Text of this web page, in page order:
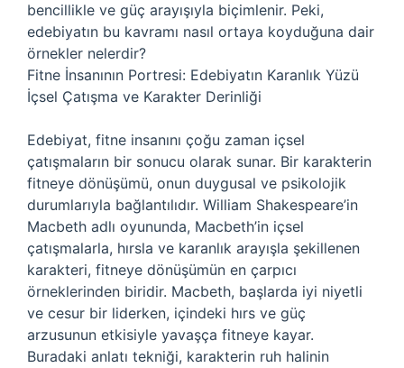
bencillikle ve güç arayışıyla biçimlenir. Peki,
edebiyatın bu kavramı nasıl ortaya koyduğuna dair
örnekler nelerdir?
Fitne İnsanının Portresi: Edebiyatın Karanlık Yüzü
İçsel Çatışma ve Karakter Derinliği
Edebiyat, fitne insanını çoğu zaman içsel
çatışmaların bir sonucu olarak sunar. Bir karakterin
fitneye dönüşümü, onun duygusal ve psikolojik
durumlarıyla bağlantılıdır. William Shakespeare’in
Macbeth adlı oyununda, Macbeth’in içsel
çatışmalarla, hırsla ve karanlık arayışla şekillenen
karakteri, fitneye dönüşümün en çarpıcı
örneklerinden biridir. Macbeth, başlarda iyi niyetli
ve cesur bir liderken, içindeki hırs ve güç
arzusunun etkisiyle yavaşça fitneye kayar.
Buradaki anlatı tekniği, karakterin ruh halinin